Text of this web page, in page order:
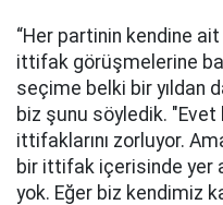
“Her partinin kendine
ittifak görüşmelerine
seçime belki bir yıldan
biz şunu söyledik.
ittifaklarını zorluyor.
bir ittifak içerisinde yer
yok. Eğer biz kendimiz